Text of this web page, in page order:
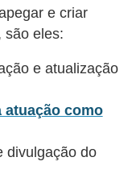
e criar
são eles:
e atualização
atuação como
divulgação do